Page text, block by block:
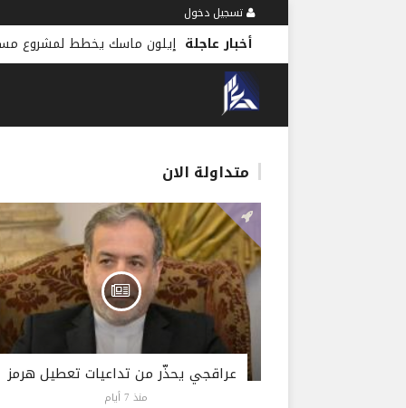
تسجيل دخول
أخبار عاجلة إيلون ماسك يخطط لمشروع
متداولة الان
عراقجي يحذّر من تداعيات تعطيل هرمز
منذ 7 أيام